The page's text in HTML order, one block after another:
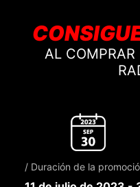
AL
/ Duración de la